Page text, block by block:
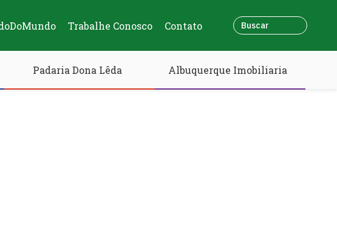
Trabalhe Conosco Contato
Padaria Dona Lêda Albuquerque Imobiliaria